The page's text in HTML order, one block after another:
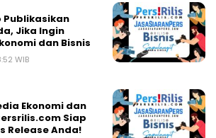
Publikasikan
Jika Ingin
dan Bisnis
WIB
Ekonomi dan
Siap
Release Anda!